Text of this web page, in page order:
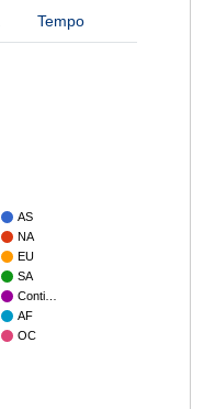
Tempo
AS
NA
EU
SA
Conti…
AF
OC